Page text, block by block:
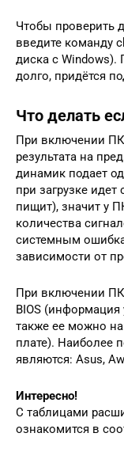
Чтобы проверить
введите команду
диска с Windows).
долго, придётся
Что делать
При включении
результата на
динамик подает
при загрузке
пищит), значит у
количества
системным
зависимости от
При включении ПК
BIOS (информация
также ее можно
плате). Наиболее
являются: Asus,
Интересно!
С таблицами
ознакомится в